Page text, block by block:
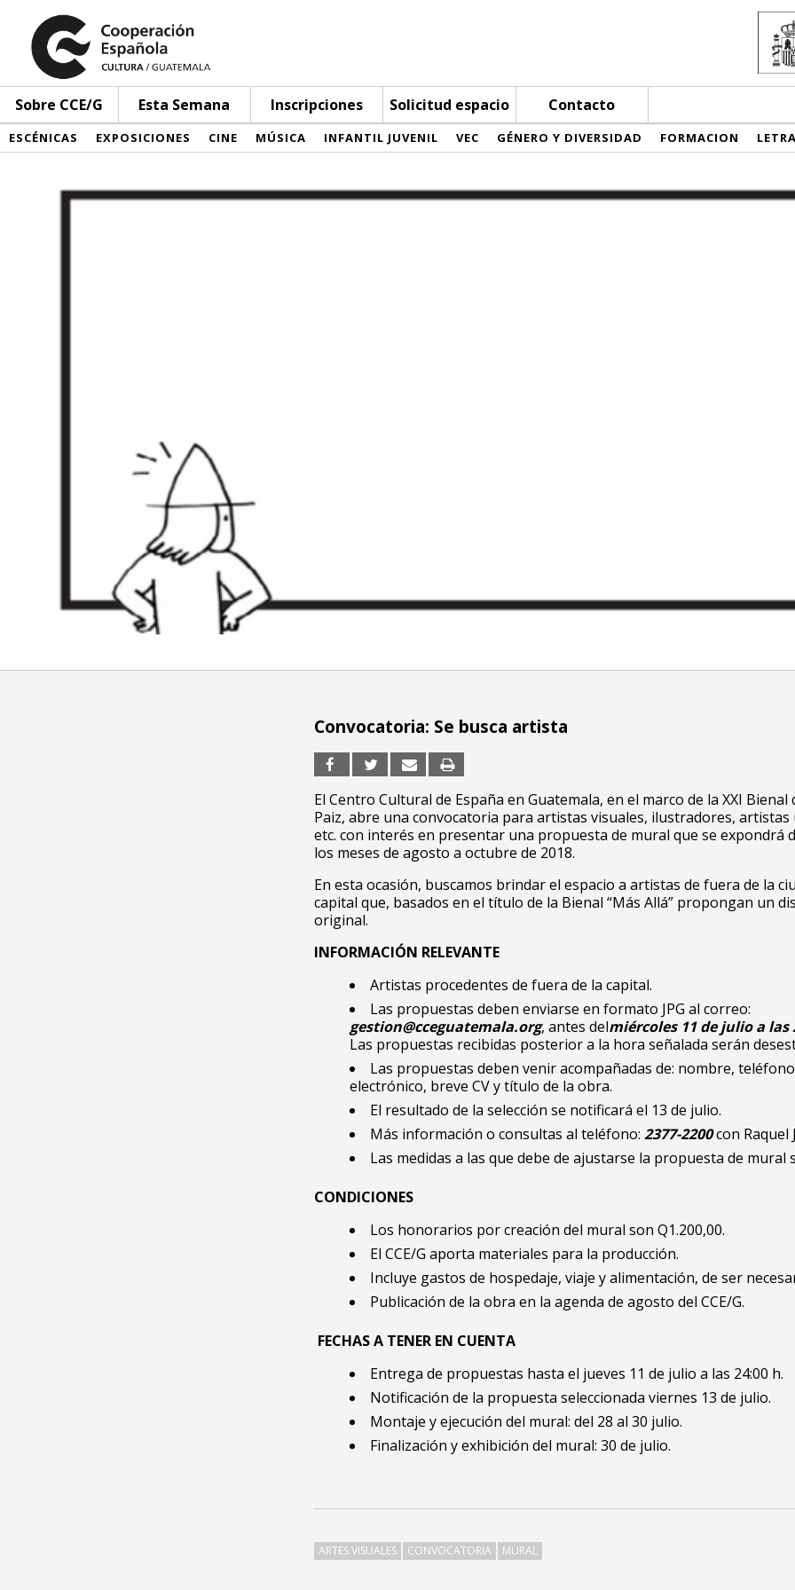
Sobre CCE/G Esta Semana Inscripciones Solicitud espacio Contacto
ESCÉNICAS EXPOSICIONES CINE MÚSICA INFANTIL JUVENIL VEC GÉNERO Y DIVERSIDAD FORMACION
Convocatoria: Se busca artista
El Centro Cultural de España en Guatemala, en el marco de la XXI Bienal
Paiz, abre una convocatoria para artistas visuales, ilustradores,
etc. con interés en presentar una propuesta de mural que se expondrá
los meses de agosto a octubre de 2018.
En esta ocasión, buscamos brindar el espacio a artistas de fuera de la
capital que, basados en el título de la Bienal “Más Allá” propongan un
original.
INFORMACIÓN RELEVANTE
Artistas procedentes de fuera de la capital.
Las propuestas deben enviarse en formato JPG al correo:
gestion@cceguatemala.org, antes delmiércoles 11 de julio a las
Las propuestas recibidas posterior a la hora señalada serán
Las propuestas deben venir acompañadas de: nombre,
electrónico, breve CV y título de la obra.
El resultado de la selección se notificará el 13 de julio.
Más información o consultas al teléfono: 2377-2200con Raquel
Las medidas a las que debe de ajustarse la propuesta de mural
CONDICIONES
Los honorarios por creación del mural son Q1.200,00.
El CCE/G aporta materiales para la producción.
Incluye gastos de hospedaje, viaje y alimentación, de ser
Publicación de la obra en la agenda de agosto del CCE/G.
FECHAS A TENER EN CUENTA
Entrega de propuestas hasta el jueves 11 de julio a las 24:00 h.
Notificación de la propuesta seleccionada viernes 13 de julio.
Montaje y ejecución del mural: del 28 al 30 julio.
Finalización y exhibición del mural: 30 de julio.
ARTES VISUALES CONVOCATORIA MURAL